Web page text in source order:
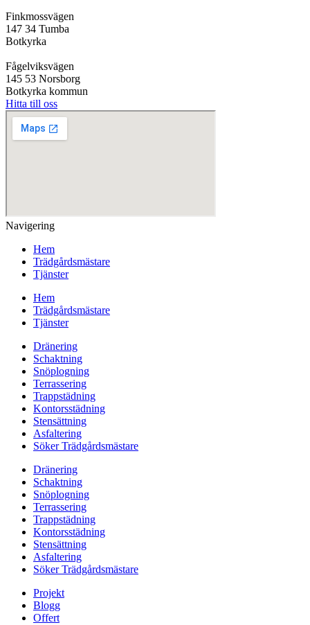
Finkmossvägen
147 34 Tumba
Botkyrka
Fågelviksvägen
145 53 Norsborg
Botkyrka kommun
Hitta till oss
Navigering
Hem
Trädgårdsmästare
Tjänster
Hem
Trädgårdsmästare
Tjänster
Dränering
Schaktning
Snöplogning
Terrassering
Trappstädning
Kontorsstädning
Stensättning
Asfaltering
Söker Trädgårdsmästare
Dränering
Schaktning
Snöplogning
Terrassering
Trappstädning
Kontorsstädning
Stensättning
Asfaltering
Söker Trädgårdsmästare
Projekt
Blogg
Offert